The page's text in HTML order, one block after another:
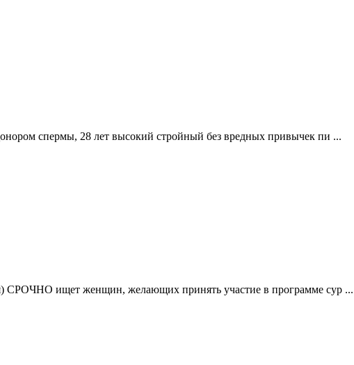
спермы, 28 лет высокий стройный без вредных привычек пи ...
СРОЧНО ищет женщин, желающих принять участие в программе сур ...